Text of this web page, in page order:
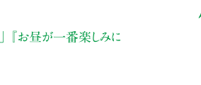
『お昼が一番楽しみに